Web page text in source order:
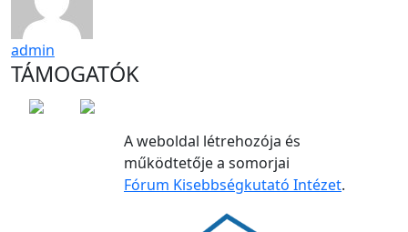
admin
TÁMOGATÓK
A weboldal létrehozója és
működtetője a somorjai
Fórum Kisebbségkutató Intézet.